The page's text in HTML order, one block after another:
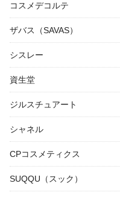
コスメデコルテ
ザバス（SAVAS）
シスレー
資生堂
ジルスチュアート
シャネル
CPコスメティクス
SUQQU（スック）